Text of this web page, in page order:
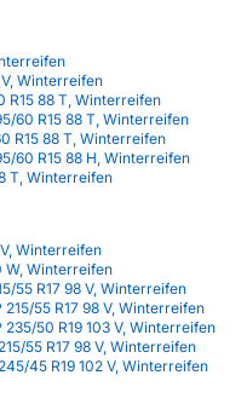
Winterreifen
R15 88 T, Winterreifen
60 R15 88 T, Winterreifen
R15 88 T, Winterreifen
60 R15 88 H, Winterreifen
T, Winterreifen
Winterreifen
W, Winterreifen
55 R17 98 V, Winterreifen
55 R17 98 V, Winterreifen
50 R19 103 V, Winterreifen
55 R17 98 V, Winterreifen
45 R19 102 V, Winterreifen